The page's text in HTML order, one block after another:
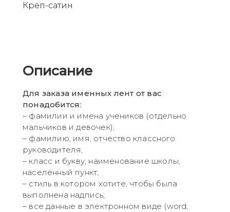
Креп-сатин
Описание
Для заказа именных лент от вас
понадобится:
– фамилии и имена учеников (отдельно
мальчиков и девочек);
– фамилию, имя, отчество классного
руководителя;
– класс и букву, наименование школы,
населённый пункт;
– стиль в котором хотите, чтобы была
выполнена надпись;
– все данные в электронном виде (word,